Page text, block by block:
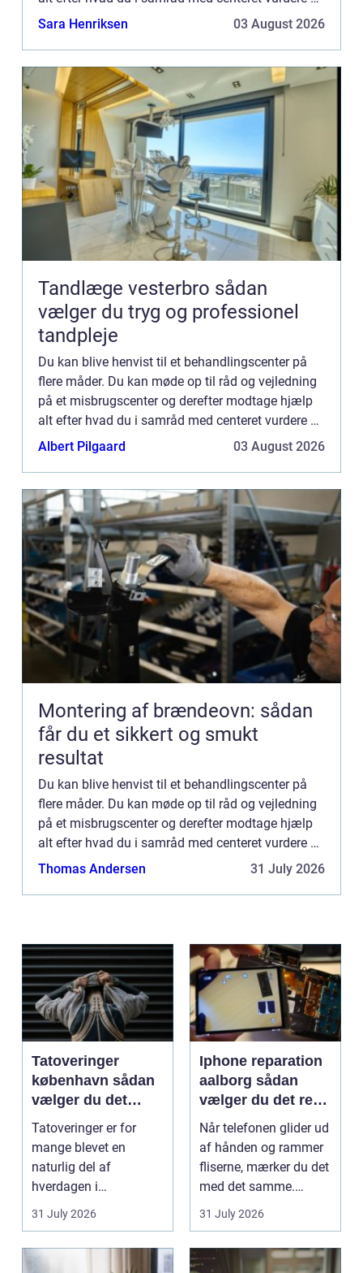
bedst for dig. Du kan gå til din læge, som kan
Sara Henriksen 03 August 2026
Tandlæge vesterbro sådan
vælger du tryg og professionel
tandpleje
Du kan blive henvist til et behandlingscenter på
flere måder. Du kan møde op til råd og vejledning
på et misbrugscenter og derefter modtage hjælp
alt efter hvad du i samråd med centeret vurdere er
bedst for dig. Du kan gå til din læge, som kan
Albert Pilgaard 03 August 2026
Montering af brændeovn: sådan
får du et sikkert og smukt
resultat
Du kan blive henvist til et behandlingscenter på
flere måder. Du kan møde op til råd og vejledning
på et misbrugscenter og derefter modtage hjælp
alt efter hvad du i samråd med centeret vurdere er
bedst for dig. Du kan gå til din læge, som kan
Thomas Andersen 31 July 2026
Tatoveringer
københavn sådan
vælger du det
rigtige studie
Tatoveringer er for
mange blevet en
naturlig del af
hverdagen i
København. Byen er
31 July 2026
Iphone reparation
aalborg sådan
vælger du det rette
værksted
Når telefonen glider ud
af hånden og rammer
fliserne, mærker du det
med det samme.
Skærmen splintrer...
31 July 2026